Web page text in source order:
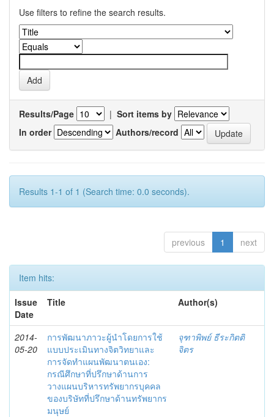
Use filters to refine the search results.
Results/Page | Sort items by
In order
Authors/record
Results 1-1 of 1 (Search time: 0.0 seconds).
previous 1 next
Item hits:
Issue
Date
Title Author(s)
2014-
05-20
การพัฒนาภาวะผู้นำโดยการใช้
แบบประเมินทางจิตวิทยาและ
การจัดทำแผนพัฒนาตนเอง:
กรณีศึกษาที่ปรึกษาด้านการ
วางแผนบริหารทรัพยากรบุคคล
ของบริษัทที่ปรึกษาด้านทรัพยากร
มนุษย์
จุฑาพิพย์ ธีระกิตติ
จิตร